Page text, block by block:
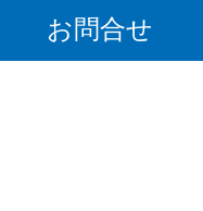
お問合せ